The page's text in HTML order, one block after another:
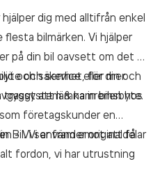
dig med alltifrån enkel
bilmärken. Vi hjälper
på din bil oavsett om det är
och service eller mer
& kamremsbyte.
och säkerhet, för din och
tryggt att lämna in bilen hos
företagskunder en
Bil. Vi använder originaldelar
fordon, vi har utrustning
- Vi ser fram emot att få